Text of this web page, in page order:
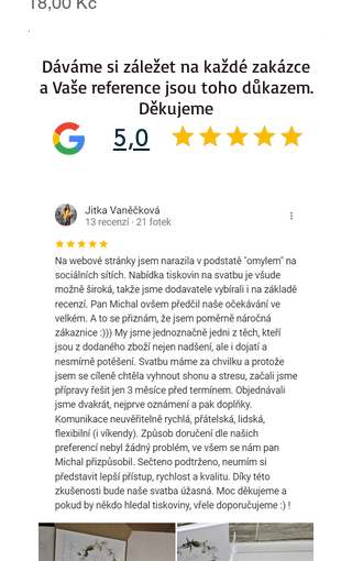
.
5,0
Dáváme si záležet na každé zakázce
a Vaše reference jsou toho důkazem.
Děkujeme